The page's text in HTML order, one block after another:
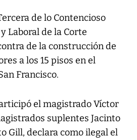
de lo Contencioso
Laboral de la Corte
de la construcción de
a los 15 pisos en el
Francisco.
el magistrado Víctor
suplentes Jacinto
Gill, declara como ilegal el